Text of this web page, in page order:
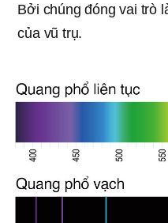
Bởi chúng đóng vai trò
của vũ trụ.